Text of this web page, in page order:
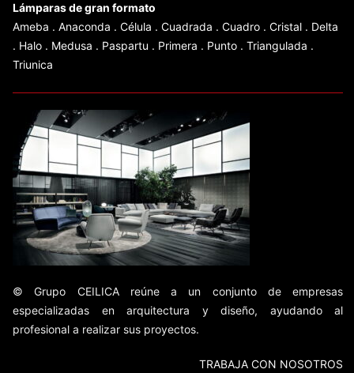
Lámparas de gran formato
Ameba . Anaconda . Célula . Cuadrada . Cuadro . Cristal . Delta
. Halo . Medusa . Paspartu . Primera . Punto . Triangulada .
Triunica
© Grupo CEILICA reúne a un conjunto de empresas
especializadas en arquitectura y diseño, ayudando al
profesional a realizar sus proyectos.
TRABAJA CON NOSOTROS